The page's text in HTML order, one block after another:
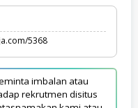
5368
imbalan atau
rekrutmen disitus